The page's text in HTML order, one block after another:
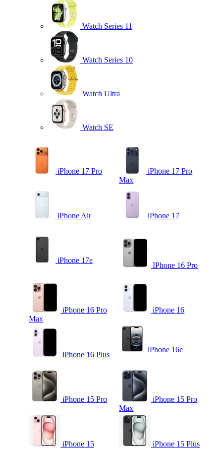
Watch Series 11
Watch Series 10
Watch Ultra
Watch SE
iPhone 17 Pro
iPhone 17 Pro
Max
iPhone Air iPhone 17
iPhone 17e
IPhone 16 Pro
iPhone 16 Pro
Max
iPhone 16
iPhone 16 Plus
iPhone 16e
iPhone 15 Pro
iPhone 15 Pro
Max
iPhone 15 iPhone 15 Plus